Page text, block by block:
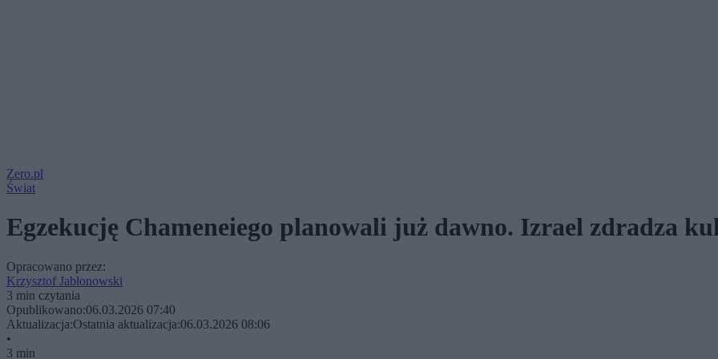
Zero.pl
Świat
Egzekucję Chameneiego planowali już dawno. Izrael zdradza
Opracowano przez:
Krzysztof Jabłonowski
3 min czytania
Opublikowano:06.03.2026 07:40
Aktualizacja:Ostatnia aktualizacja:06.03.2026 08:06
•
3 min